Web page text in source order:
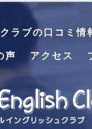
ラブの口コミ情
声 アクセス